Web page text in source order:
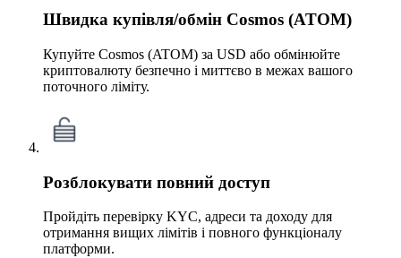
Швидка купівля/обмін Cosmos (ATOM)
Купуйте Cosmos (ATOM) за USD або обмінюйте
криптовалюту безпечно і миттєво в межах вашого
поточного ліміту.
Розблокувати повний доступ
Пройдіть перевірку KYC, адреси та доходу для
отримання вищих лімітів і повного функціоналу
платформи.